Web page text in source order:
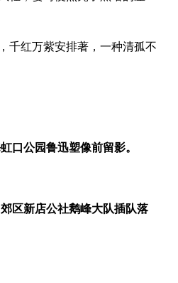
千红万紫安排著，一种清孤不
口公园鲁迅塑像前留影。
区新店公社鹅峰大队插队落